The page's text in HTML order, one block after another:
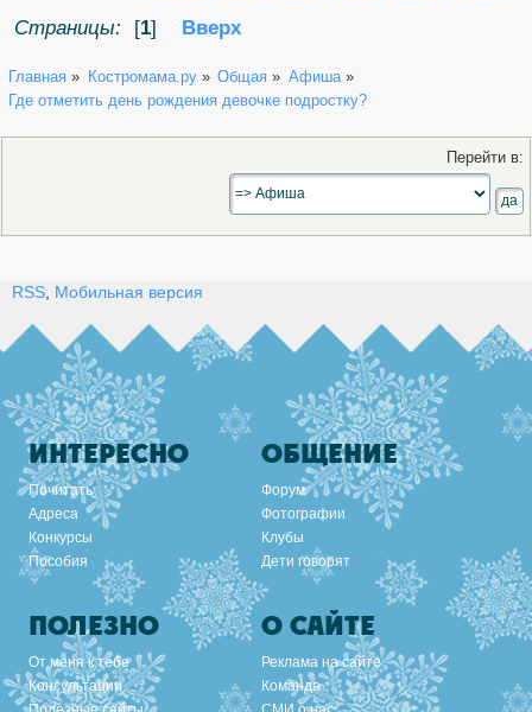
Страницы:
[1] Вверх
Главная » Костромама.ру» Общая » Афиша»
Где отметить день рождения девочке подростку?
Перейти в:
RSS Мобильная версия
ИНТЕРЕСНО
Почитать
Адреса
Конкурсы
Пособия
ОБЩЕНИЕ
Форум
Фотографии
Клубы
Дети говорят
ПОЛЕЗНО
От меня к тебе
Консультации
О САЙТЕ
Реклама на сайте
Команда